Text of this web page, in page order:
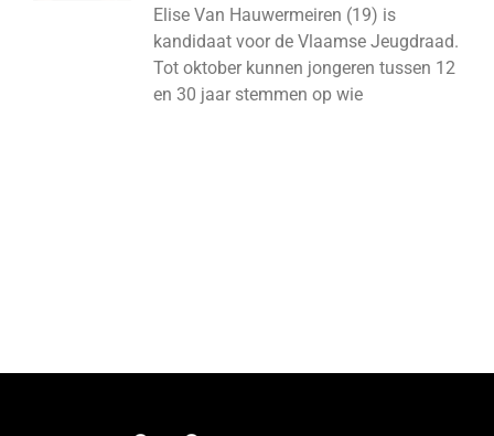
Elise Van Hauwermeiren (19) is
kandidaat voor de Vlaamse Jeugdraad.
Tot oktober kunnen jongeren tussen 12
en 30 jaar stemmen op wie